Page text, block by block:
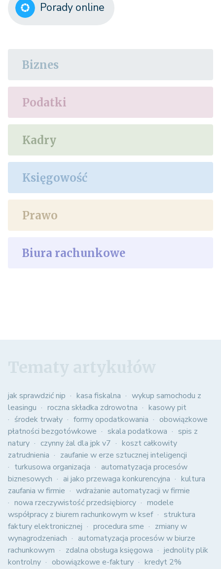
Porady online
Biznes
Podatki
Kadry
Księgowość
Prawo
Biura rachunkowe
jak sprawdzić nip kasa fiskalna
wykup samochodu z
leasingu
roczna składka zdrowotna
kasowy pit
środek trwały
formy opodatkowania
obowiązkowe
płatności bezgotówkowe
skala podatkowa
spis z
natury
czynny żal dla jpk v7
koszt całkowity
zatrudnienia
zaufanie w erze sztucznej inteligencji
turkusowa organizacja
automatyzacja procesów
biznesowych
ai jako przewaga konkurencyjna
kultura
zaufania w firmie
wdrażanie automatyzacji w firmie
nowa rzeczywistość przedsiębiorcy
modele
współpracy z biurem rachunkowym w ksef
struktura
faktury elektronicznej
procedura sme
zmiany w
wynagrodzeniach
automatyzacja procesów w biurze
rachunkowym
zdalna obsługa księgowa
jednolity plik
kontrolny
obowiązkowe e-faktury
kredyt 2%